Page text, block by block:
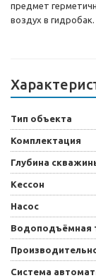
предмет
воздух в гидробак.
Тип объекта
Комплектация
Глубина
Кессон
Насос
Водоподъёмная
Система